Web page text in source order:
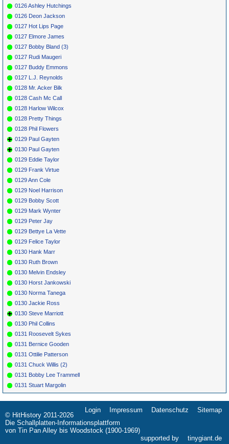
0126 Ashley Hutchings
0126 Deon Jackson
0127 Hot Lips Page
0127 Elmore James
0127 Bobby Bland (3)
0127 Rudi Maugeri
0127 Buddy Emmons
0127 L.J. Reynolds
0128 Mr. Acker Bilk
0128 Cash Mc Call
0128 Harlow Wilcox
0128 Pretty Things
0128 Phil Flowers
0129 Paul Gayten
0130 Paul Gayten
0129 Eddie Taylor
0129 Frank Virtue
0129 Ann Cole
0129 Noel Harrison
0129 Bobby Scott
0129 Mark Wynter
0129 Peter Jay
0129 Bettye La Vette
0129 Felice Taylor
0130 Hank Marr
0130 Ruth Brown
0130 Melvin Endsley
0130 Horst Jankowski
0130 Norma Tanega
0130 Jackie Ross
0130 Steve Marriott
0130 Phil Collins
0131 Roosevelt Sykes
0131 Bernice Gooden
0131 Ottilie Patterson
0131 Chuck Willis (2)
0131 Bobby Lee Trammell
0131 Stuart Margolin
Navigation
überspringen
Login Impressum Datenschutz Sitemap
© HitHistory 2011-2026
Die Schallplatten-Informationsplattform
von Tin Pan Alley bis Woodstock (1900-1969)
supported by
tinygiant.de